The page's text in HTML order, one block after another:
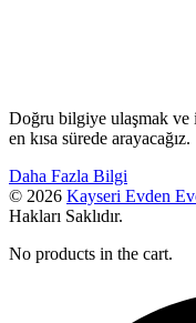
Doğru bilgiye ulaşmak
en kısa sürede arayacağız.
Daha Fazla Bilgi
© 2026 Kayseri Evden
Hakları Saklıdır.
No products in the cart.